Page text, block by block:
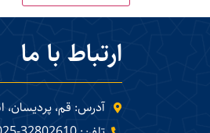
ارتباط با ما
آدرس: قم، پردیسان،